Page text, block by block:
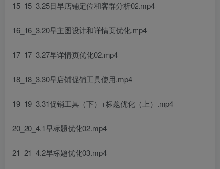
15_15_3.25日早店铺定位和客群分析02.mp4
16_16_3.20早主图设计和详情页优化.mp4
17_17_3.27早详情页优化02.mp4
18_18_3.30早店铺促销工具使用.mp4
19_19_3.31促销工具（下）+标题优化（上）.mp4
20_20_4.1早标题优化02.mp4
21_21_4.2早标题优化03.mp4